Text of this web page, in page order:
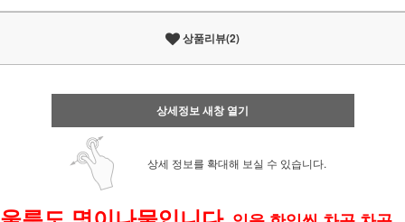
상품리뷰(2)
상세정보 새창 열기
상세 정보를 확대해 보실 수 있습니다.